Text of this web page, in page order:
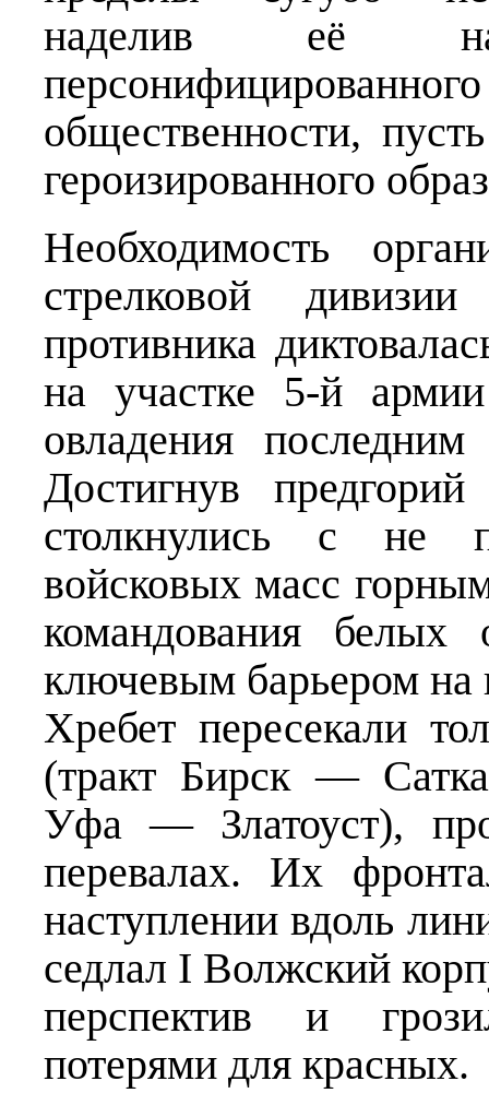
наделив её
общественности,
героизированного
Необходимость
стрелковой
противника
на участке 5-й
овладения
Достигнув
столкнулись с не
войсковых масс
командования
ключевым барьером на
Хребет пересекали
(тракт Бирск —
Уфа — Златоуст),
перевалах. Их
наступлении вдоль
седлал I Волжский
перспектив и
потерями для красных.